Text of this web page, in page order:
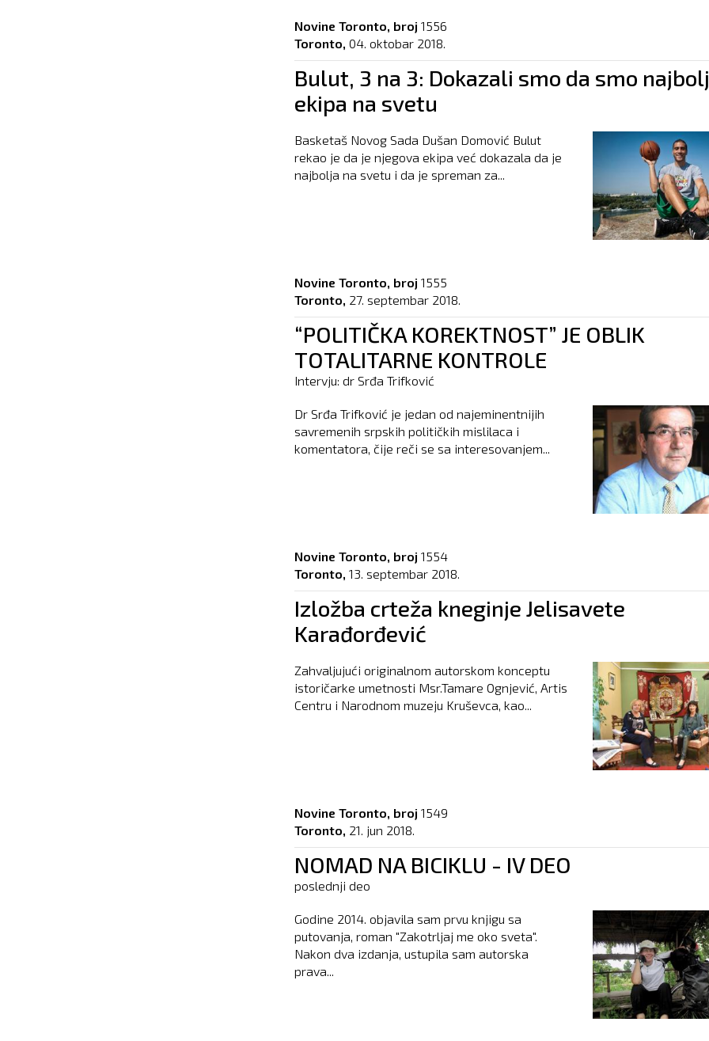
Novine Toronto, broj 1556
Toronto, 04. oktobar 2018.
Bulut, 3 na 3: Dokazali smo da smo
ekipa na svetu
Basketaš Novog Sada Dušan Domović Bulut
rekao je da je njegova ekipa već dokazala da je
najbolja na svetu i da je spreman za...
Novine Toronto, broj 1555
Toronto, 27. septembar 2018.
“POLITIČKA KOREKTNOST” JE OBLIK
TOTALITARNE KONTROLE
Intervju: dr Srđa Trifković
Dr Srđa Trifković je jedan od najeminentnijih
savremenih srpskih političkih mislilaca i
komentatora, čije reči se sa interesovanjem...
Novine Toronto, broj 1554
Toronto, 13. septembar 2018.
Izložba crteža kneginje Jelisavete
Karađorđević
Zahvaljujući originalnom autorskom konceptu
istoričarke umetnosti Msr.Tamare Ognjević, Artis
Centru i Narodnom muzeju Kruševca, kao...
Novine Toronto, broj 1549
Toronto, 21. jun 2018.
NOMAD NA BICIKLU - IV DEO
poslednji deo
Godine 2014. objavila sam prvu knjigu sa
putovanja, roman "Zakotrljaj me oko sveta".
Nakon dva izdanja, ustupila sam autorska
prava...